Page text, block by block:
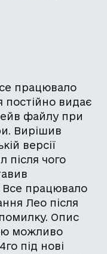
працювало
постійно видає
файлу при
Вирішив
версії
після чого
Все працювало
Лео після
Опис
можливо
під нові